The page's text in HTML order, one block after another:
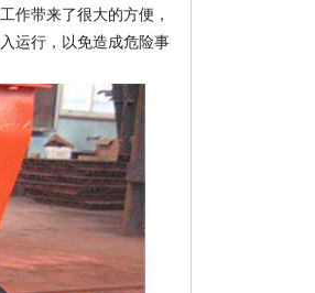
作带来了很大的方便，
运行，以免造成危险事